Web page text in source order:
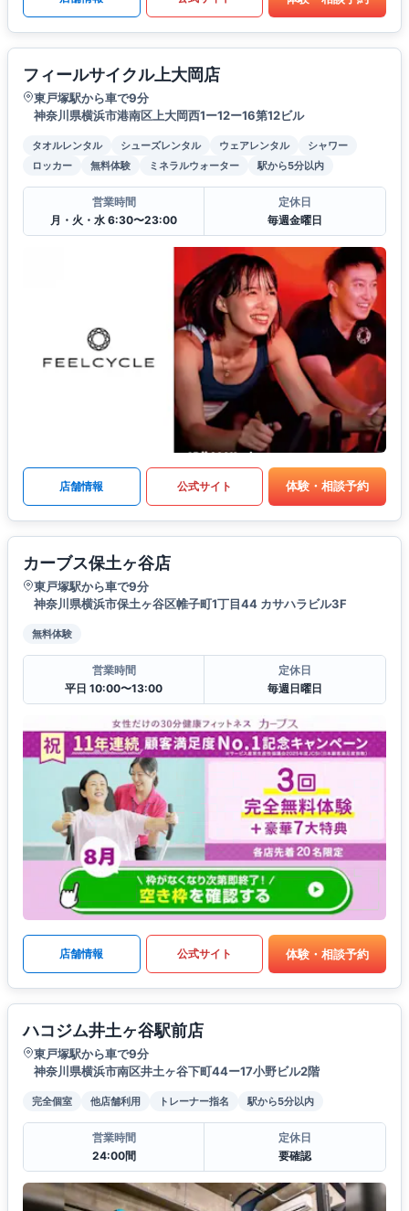
フィールサイクル上大岡店
東戸塚駅から車で9分
神奈川県横浜市港南区上大岡西1ー12ー16第12ビル
タオルレンタル シューズレンタル ウェアレンタル
シャワー
ロッカー
無料体験 ミネラルウォーター 駅から5分以内
営業時間
月・火・水 6:30〜23:00
定休日
毎週金曜日
店舗情報 公式サイト 体験・相談予約
カーブス保土ヶ谷店
東戸塚駅から車で9分
神奈川県横浜市保土ヶ谷区帷子町1丁目44 カサハラビル3F
無料体験
営業時間
平日 10:00〜13:00
定休日
毎週日曜日
店舗情報 公式サイト 体験・相談予約
ハコジム井土ヶ谷駅前店
東戸塚駅から車で9分
神奈川県横浜市南区井土ヶ谷下町44ー17小野ビル2階
完全個室 他店舗利用 トレーナー指名 駅から5分以内
営業時間
24:00間
定休日
要確認